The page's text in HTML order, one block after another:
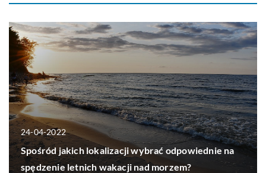
24-04-2022
Spośród jakich lokalizacji wybrać odpowiednie na
spędzenie letnich wakacji nad morzem?